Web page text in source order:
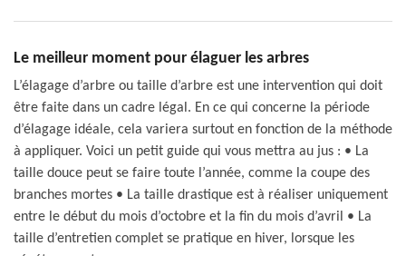
Le meilleur moment pour élaguer les arbres
L’élagage d’arbre ou taille d’arbre est une intervention qui doit
être faite dans un cadre légal. En ce qui concerne la période
d’élagage idéale, cela variera surtout en fonction de la méthode
à appliquer. Voici un petit guide qui vous mettra au jus : • La
taille douce peut se faire toute l’année, comme la coupe des
branches mortes • La taille drastique est à réaliser uniquement
entre le début du mois d’octobre et la fin du mois d’avril • La
taille d’entretien complet se pratique en hiver, lorsque les